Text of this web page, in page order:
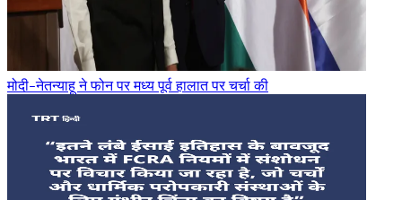
मोदी-नेतन्याहू ने फोन पर मध्य पूर्व हालात पर चर्चा की